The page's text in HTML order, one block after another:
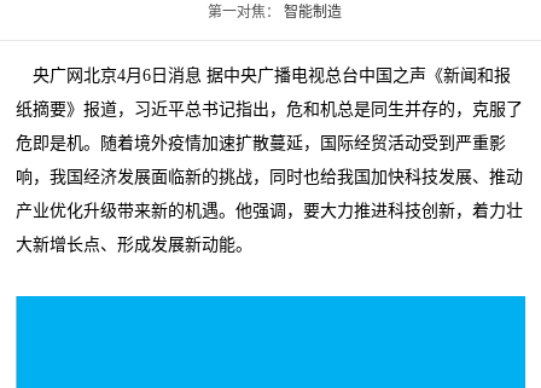
第一对焦： 智能制造
央广网北京4月6日消息 据中央广播电视总台中国之声《新闻和报
纸摘要》报道，习近平总书记指出，危和机总是同生并存的，克服了
危即是机。随着境外疫情加速扩散蔓延，国际经贸活动受到严重影
响，我国经济发展面临新的挑战，同时也给我国加快科技发展、推动
产业优化升级带来新的机遇。他强调，要大力推进科技创新，着力壮
大新增长点、形成发展新动能。